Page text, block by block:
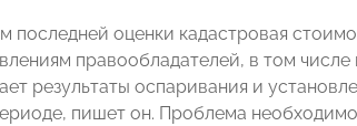
последней оценки кадастровая
правообладателей, в том
результаты оспаривания и
пишет он. Проблема